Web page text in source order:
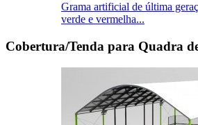
Grama artificial de última
verde e vermelha...
Cobertura/Tenda para Quadra